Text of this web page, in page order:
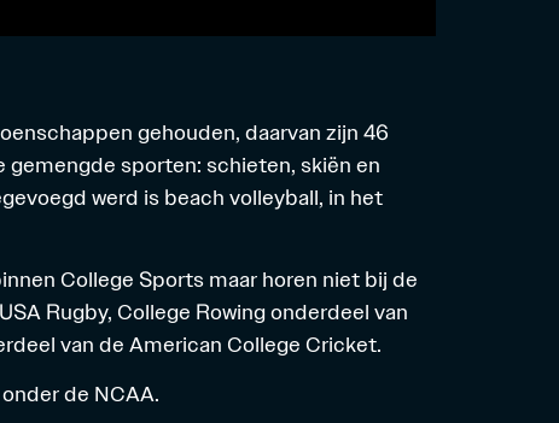
gehouden, daarvan zijn 46
gemengde sporten: schieten, skiën en
werd is beach volleyball, in het
College Sports maar horen niet bij de
Rugby, College Rowing onderdeel van
van de American College Cricket.
de NCAA.